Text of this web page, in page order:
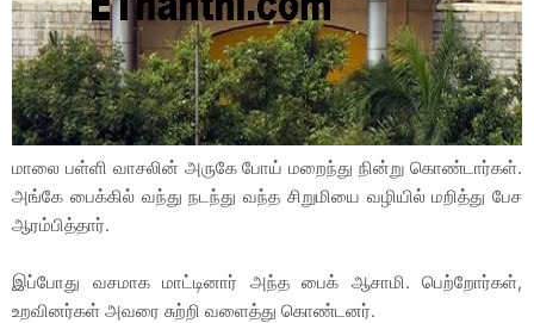
மாலை பள்ளி வாசலின் அருகே போய் மறைந்து நின்று கொண்டார்கள்.
அங்கே பைக்கில் வந்து நடந்து வந்த சிறுமியை வழியில் மறித்து பேச
ஆரம்பித்தார்.
இப்போது வசமாக மாட்டினார் அந்த பைக் ஆசாமி. பெற்றோர்கள்,
உறவினர்கள் அவரை சுற்றி வளைத்து கொண்டனர்.